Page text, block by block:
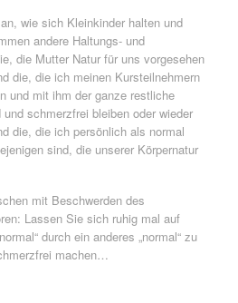
wie sich Kleinkinder halten und
andere Haltungs- und
die Mutter Natur für uns vorgesehen
die, die ich meinen Kursteilnehmern
und mit ihm der ganze restliche
schmerzfrei bleiben oder wieder
die, die ich persönlich als normal
sind, die unserer Körpernatur
mit Beschwerden des
Lassen Sie sich ruhig mal auf
durch ein anderes „normal“ zu
machen…